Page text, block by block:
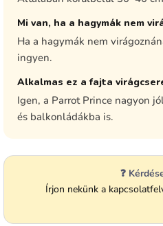
Mi van, ha a hagymák nem
Ha a hagymák nem
ingyen.
Alkalmas ez a fajta
Igen, a Parrot Prince nagyon
és balkonládákba is.
❓
Írjon nekünk a